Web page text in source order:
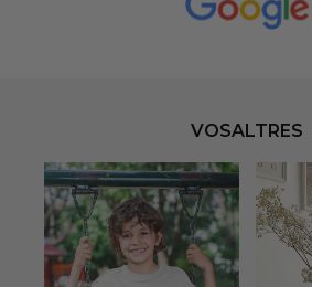
VOSALTRES